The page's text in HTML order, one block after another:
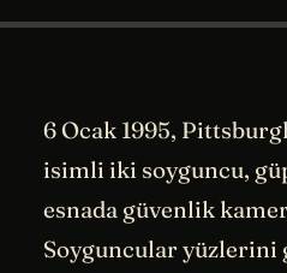
6 Ocak 1995,
isimli iki soyguncu,
esnada güvenlik
Soyguncular yüzlerini